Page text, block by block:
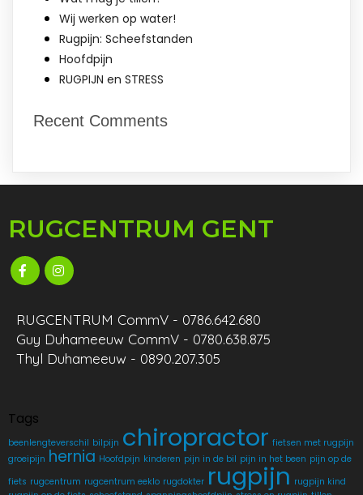
Wij werken op water!
Rugpijn: Scheefstanden
Hoofdpijn
RUGPIJN en STRESS
Recent Comments
RUGCENTRUM GENT
RUGCENTRUM CommV - 0786.642.680
Guy Duhameeuw CommV - 0780.638.875
Thyl Duhameeuw - 0890.207.305
Tags
beenlengteverschil bilpijn chiropractor fietsen met rugpijn
groeipijn hernia Hoofdpijn kinderen pijn in de bil pijn in het been pijn op de
fiets rugcentrum rugcentrum eeklo rugdokter rugpijn rugpijn kind